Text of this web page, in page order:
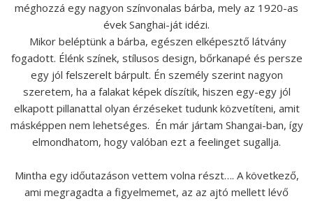
méghozzá egy nagyon színvonalas bárba, mely az 1920-as
évek Sanghai-ját idézi.
Mikor beléptünk a bárba, egészen elképesztő látvány
fogadott. Élénk színek, stílusos design, bőrkanapé és persze
egy jól felszerelt bárpult. Én személy szerint nagyon
szeretem, ha a falakat képek díszítik, hiszen egy-egy jól
elkapott pillanattal olyan érzéseket tudunk közvetíteni, amit
másképpen nem lehetséges. Én már jártam Shangai-ban, így
elmondhatom, hogy valóban ezt a feelinget sugallja.
Mintha egy időutazáson vettem volna részt…. A következő,
ami megragadta a figyelmemet, az az ajtó mellett lévő